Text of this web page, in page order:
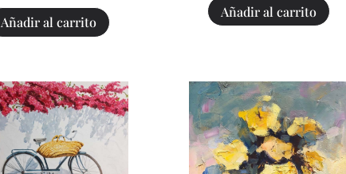
Añadir al carrito
Añadir al carrito